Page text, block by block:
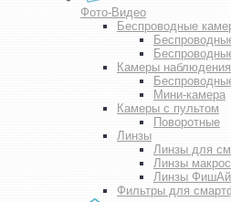
Фото-Видео
Беспроводные
Камеры наблюдения
Мини-камера
Камеры с пультом
Поворотные
Линзы
Линзы для
Линзы
Линзы ФишАй
Фильтры для